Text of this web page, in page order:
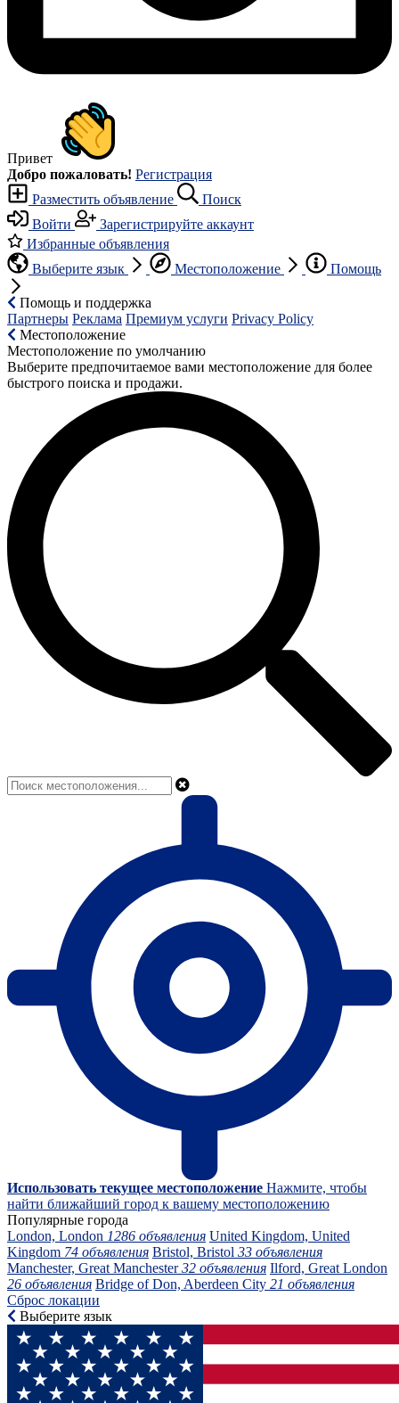
Привет
Добро пожаловать! Регистрация
Разместить объявление
Поиск
Войти
Зарегистрируйте аккаунт
Избранные объявления
Выберите язык
Местоположение Помощь
Помощь и поддержка
Партнеры Реклама Премиум услуги Privacy Policy
Местоположение
Местоположение по умолчанию
Выберите предпочитаемое вами местоположение для более
быстрого поиска и продажи.
Использовать текущее местоположение Нажмите, чтобы
найти ближайший город к вашему местоположению
Популярные города
London, London 1286 объявления United Kingdom, United
Kingdom 74 объявления Bristol, Bristol 33 объявления
Manchester, Great Manchester32 объявления Ilford, Great London
26 объявления Bridge of Don, Aberdeen City 21 объявления
Сброс локации
Выберите язык